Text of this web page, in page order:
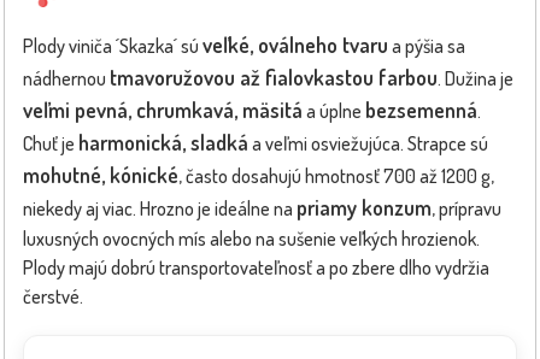
Plody viniča ´Skazka´ sú veľké, oválneho tvaru a pýšia sa
nádhernou tmavoružovou až fialovkastou farbou. Dužina je
veľmi pevná, chrumkavá, mäsitá a úplne bezsemenná.
Chuť je harmonická, sladká a veľmi osviežujúca. Strapce sú
mohutné, kónické, často dosahujú hmotnosť 700 až 1200 g,
niekedy aj viac. Hrozno je ideálne na priamy konzum, prípravu
luxusných ovocných mís alebo na sušenie veľkých hrozienok.
Plody majú dobrú transportovateľnosť a po zbere dlho vydržia
čerstvé.